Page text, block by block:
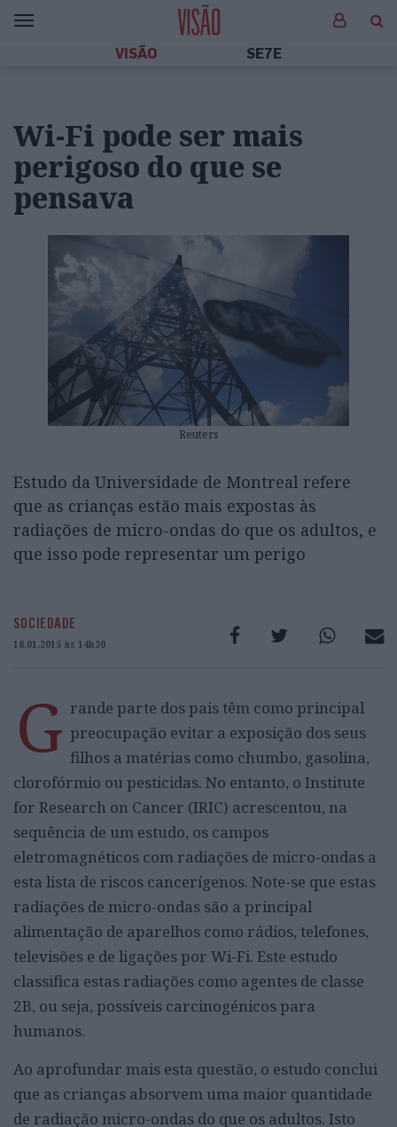
VISÃO SE7E
Wi-Fi pode ser mais
perigoso do que se
pensava
Reuters
Estudo da Universidade de Montreal refere
que as crianças estão mais expostas às
radiações de micro-ondas do que os adultos, e
que isso pode representar um perigo
SOCIEDADE
18.01.2015 às 14h30
G rande parte dos pais têm como principal
preocupação evitar a exposição dos seus
filhos a matérias como chumbo, gasolina,
clorofórmio ou pesticidas. No entanto, o Institute
for Research on Cancer (IRIC) acrescentou, na
sequência de um estudo, os campos
eletromagnéticos com radiações de micro-ondas a
esta lista de riscos cancerígenos. Note-se que estas
radiações de micro-ondas são a principal
alimentação de aparelhos como rádios, telefones,
televisões e de ligações por Wi-Fi. Este estudo
classifica estas radiações como agentes de classe
2B, ou seja, possíveis carcinogénicos para
humanos.
Ao aprofundar mais esta questão, o estudo conclui
que as crianças absorvem uma maior quantidade
de radiação micro-ondas do que os adultos. Isto